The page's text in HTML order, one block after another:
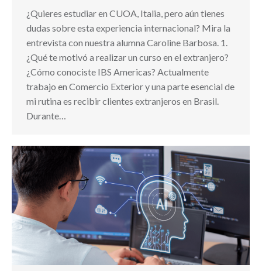
¿Quieres estudiar en CUOA, Italia, pero aún tienes
dudas sobre esta experiencia internacional? Mira la
entrevista con nuestra alumna Caroline Barbosa. 1.
¿Qué te motivó a realizar un curso en el extranjero?
¿Cómo conociste IBS Americas? Actualmente
trabajo en Comercio Exterior y una parte esencial de
mi rutina es recibir clientes extranjeros en Brasil.
Durante…